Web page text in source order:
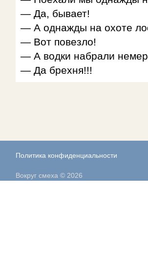
— Да, бывает!
— А однажды на охоте
— Вот повезло!
— А водки набрали
— Да брехня!!!
Политика конфиденциальности
Вокруг смеха © 2026